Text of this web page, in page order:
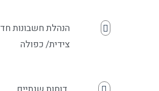
הנהלת חשבונות חד
צידית/ כפולה